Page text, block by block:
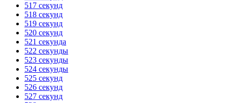
517 секунд
518 секунд
519 секунд
520 секунд
521 секунда
522 секунды
523 секунды
524 секунды
525 секунд
526 секунд
527 секунд